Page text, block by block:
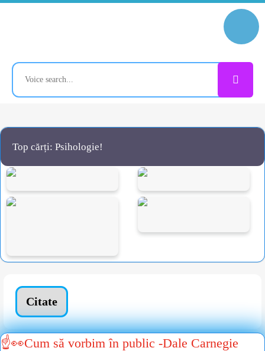
Top cărți: Psihologie!
Citate
☝👀Cum să vorbim în public -Dale Carnegie